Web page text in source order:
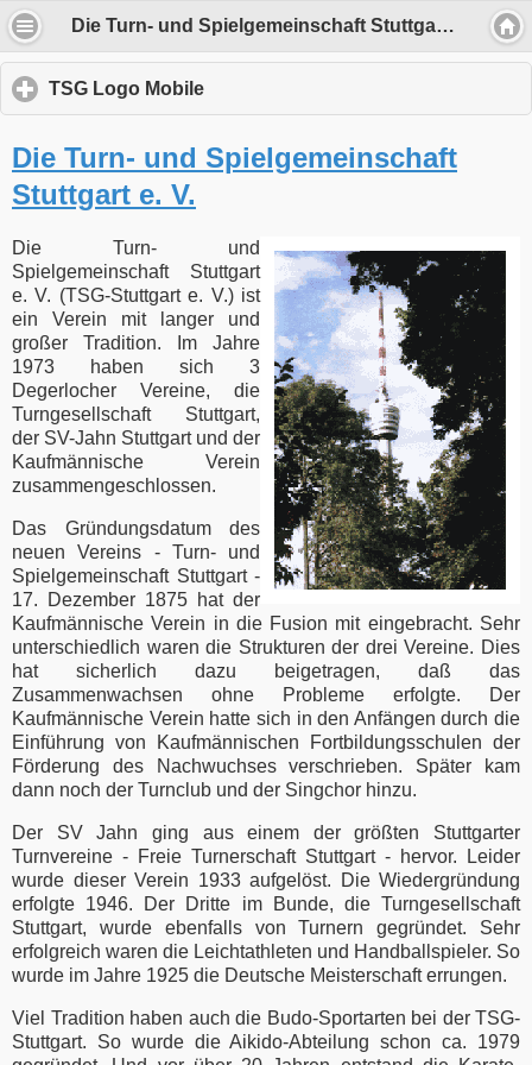
Wir verwenden Cookies, um Inhalte zu
personalisieren und die Zugriffe auf unsere
Website zu analysieren.
Durch die Nutzung unserer Dienste erklärst Du Dich mit dem
Einsatz von Cookies einverstanden
Einverstanden
Mehr über Cookies
Die Turn- und Spielgemeinschaft Stuttgart e. V.
TSG Logo Mobile
to
contents
Die Turn- und Spielgemeinschaft
Stuttgart e. V.
Die Turn- und
Spielgemeinschaft Stuttgart
e. V. (TSG-Stuttgart e. V.) ist
ein Verein mit langer und
großer Tradition. Im Jahre
1973 haben sich 3
Degerlocher Vereine, die
Turngesellschaft Stuttgart,
der SV-Jahn Stuttgart und der
Kaufmännische Verein
zusammengeschlossen.
Das Gründungsdatum des
neuen Vereins - Turn- und
Spielgemeinschaft Stuttgart -
17. Dezember 1875 hat der
Kaufmännische Verein in die Fusion mit eingebracht. Sehr
unterschiedlich waren die Strukturen der drei Vereine. Dies
hat sicherlich dazu beigetragen, daß das
Zusammenwachsen ohne Probleme erfolgte. Der
Kaufmännische Verein hatte sich in den Anfängen durch die
Einführung von Kaufmännischen Fortbildungsschulen der
Förderung des Nachwuchses verschrieben. Später kam
dann noch der Turnclub und der Singchor hinzu.
Der SV Jahn ging aus einem der größten Stuttgarter
Turnvereine - Freie Turnerschaft Stuttgart - hervor. Leider
wurde dieser Verein 1933 aufgelöst. Die Wiedergründung
erfolgte 1946. Der Dritte im Bunde, die Turngesellschaft
Stuttgart, wurde ebenfalls von Turnern gegründet. Sehr
erfolgreich waren die Leichtathleten und Handballspieler. So
wurde im Jahre 1925 die Deutsche Meisterschaft errungen.
Viel Tradition haben auch die Budo-Sportarten bei der TSG-
Stuttgart. So wurde die Aikido-Abteilung schon ca. 1979